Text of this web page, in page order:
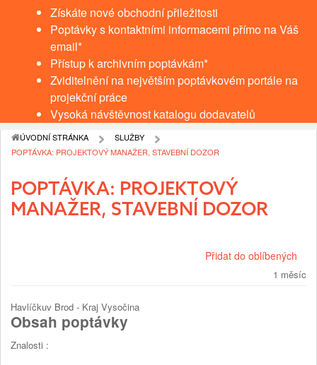
Získáte nové obchodní přiležitosti
Poptávky s kontaktními informacemi přímo na Váš
email*
Přístup k archivním poptávkám*
Zviditelnění na největším poptávkovém portále na
projekční práce
Vysoká návštěvnost katalogu dodavatelů
ÚVODNÍ STRÁNKA
SLUŽBY
POPTÁVKA: PROJEKTOVÝ MANAŽER, STAVEBNÍ DOZOR
POPTÁVKA: PROJEKTOVÝ
MANAŽER, STAVEBNÍ DOZOR
Přidat do oblíbených
1 měsíc
Havlíčkuv Brod - Kraj Vysočina
Obsah poptávky
Znalosti :